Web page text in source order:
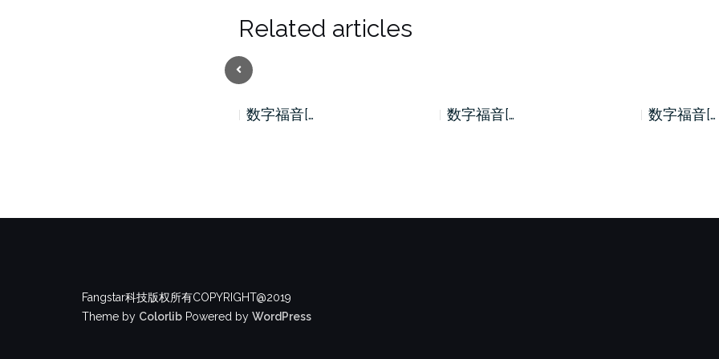
Related articles
Previous
数字福音[… 数字福音[… 数字福音[…
Fangstar科技版权所有COPYRIGHT@2019
Theme by Colorlib Powered by WordPress